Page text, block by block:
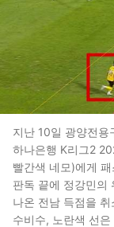
지난 10일 광양전용
하나은행 K리그2
빨간색 네모)에게
판독 끝에 정강민의
나온 전남 득점을
수비수, 노란색 선